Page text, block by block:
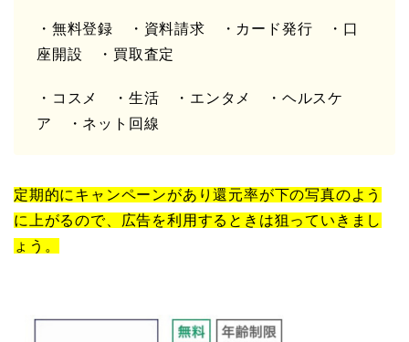
・無料登録 ・資料請求 ・カード発行 ・口
座開設 ・買取査定
・コスメ ・生活 ・エンタメ ・ヘルスケ
ア ・ネット回線
定期的にキャンペーンがあり還元率が下の写真のよう
に上がるので、広告を利用するときは狙っていきまし
ょう。